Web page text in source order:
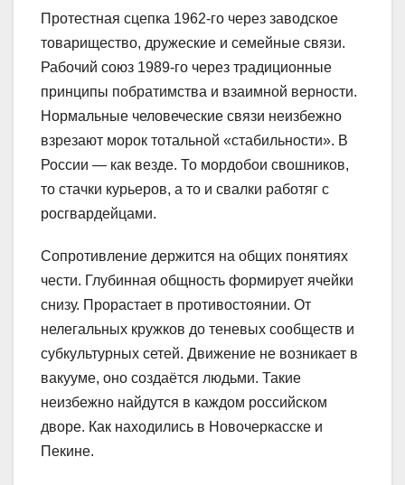
Протестная сцепка 1962-го через заводское
товарищество, дружеские и семейные связи.
Рабочий союз 1989-го через традиционные
принципы побратимства и взаимной верности.
Нормальные человеческие связи неизбежно
взрезают морок тотальной «стабильности». В
России — как везде. То мордобои свошников,
то стачки курьеров, а то и свалки работяг с
росгвардейцами.
Сопротивление держится на общих понятиях
чести. Глубинная общность формирует ячейки
снизу. Прорастает в противостоянии. От
нелегальных кружков до теневых сообществ и
субкультурных сетей. Движение не возникает в
вакууме, оно создаётся людьми. Такие
неизбежно найдутся в каждом российском
дворе. Как находились в Новочеркасске и
Пекине.